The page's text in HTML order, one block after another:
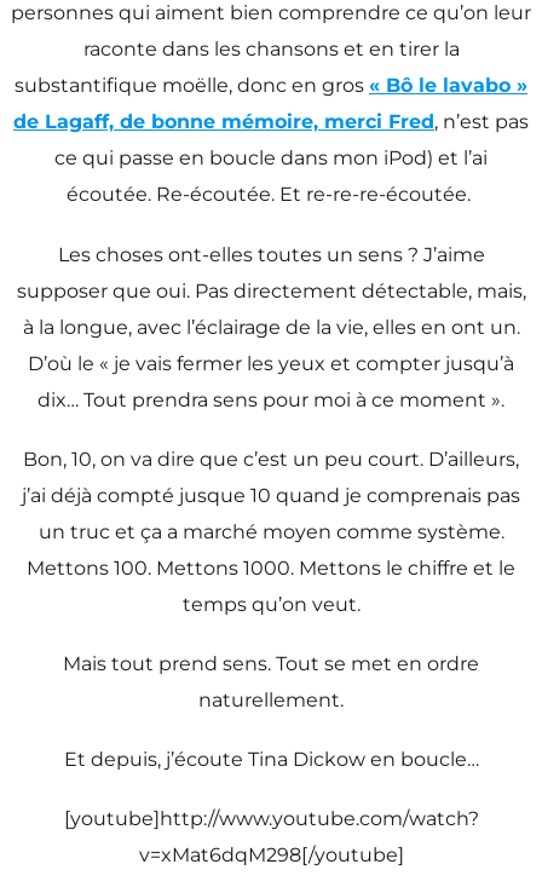
personnes qui aiment bien comprendre ce qu’on leur
raconte dans les chansons et en tirer la
substantifique moëlle, donc en gros « Bô le lavabo »
de Lagaff, de bonne mémoire, merci Fred, n’est pas
ce qui passe en boucle dans mon iPod) et l’ai
écoutée. Re-écoutée. Et re-re-re-écoutée.
Les choses ont-elles toutes un sens ? J’aime
supposer que oui. Pas directement détectable, mais,
à la longue, avec l’éclairage de la vie, elles en ont un.
D’où le « je vais fermer les yeux et compter jusqu’à
dix… Tout prendra sens pour moi à ce moment ».
Bon, 10, on va dire que c’est un peu court. D’ailleurs,
j’ai déjà compté jusque 10 quand je comprenais pas
un truc et ça a marché moyen comme système.
Mettons 100. Mettons 1000. Mettons le chiffre et le
temps qu’on veut.
Mais tout prend sens. Tout se met en ordre
naturellement.
Et depuis, j’écoute Tina Dickow en boucle…
[youtube]http://www.youtube.com/watch?
v=xMat6dqM298[/youtube]